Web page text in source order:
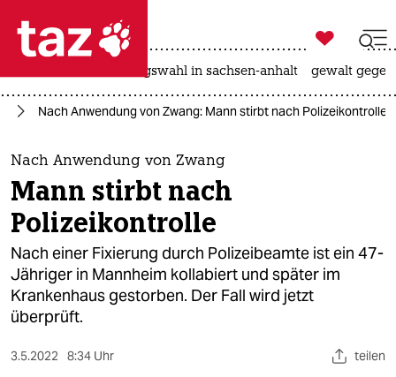
 taz zahl ich
taz zahl ich
themen
politik
öko
gesellschaft
kultur
sport

taz zahl ich
landtagswahl in sachsen-anhalt gewalt
Nach Anwendung von Zwang: Mann stirbt nach Polizeikontrolle
Nach Anwendung von Zwang
Mann stirbt nach
Polizeikontrolle
Nach einer Fixierung durch Polizeibeamte ist ein 47-
Jähriger in Mannheim kollabiert und später im
Krankenhaus gestorben. Der Fall wird jetzt
überprüft.
3.5.2022 8:34 Uhr teilen